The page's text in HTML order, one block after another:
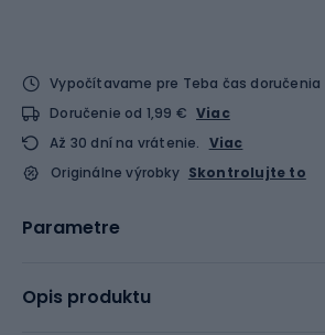
Vypočítavame pre Teba čas doručenia
Doručenie od 1,99 € Viac
Až 30 dní na vrátenie. Viac
Originálne výrobky Skontrolujte to
Parametre
Opis produktu